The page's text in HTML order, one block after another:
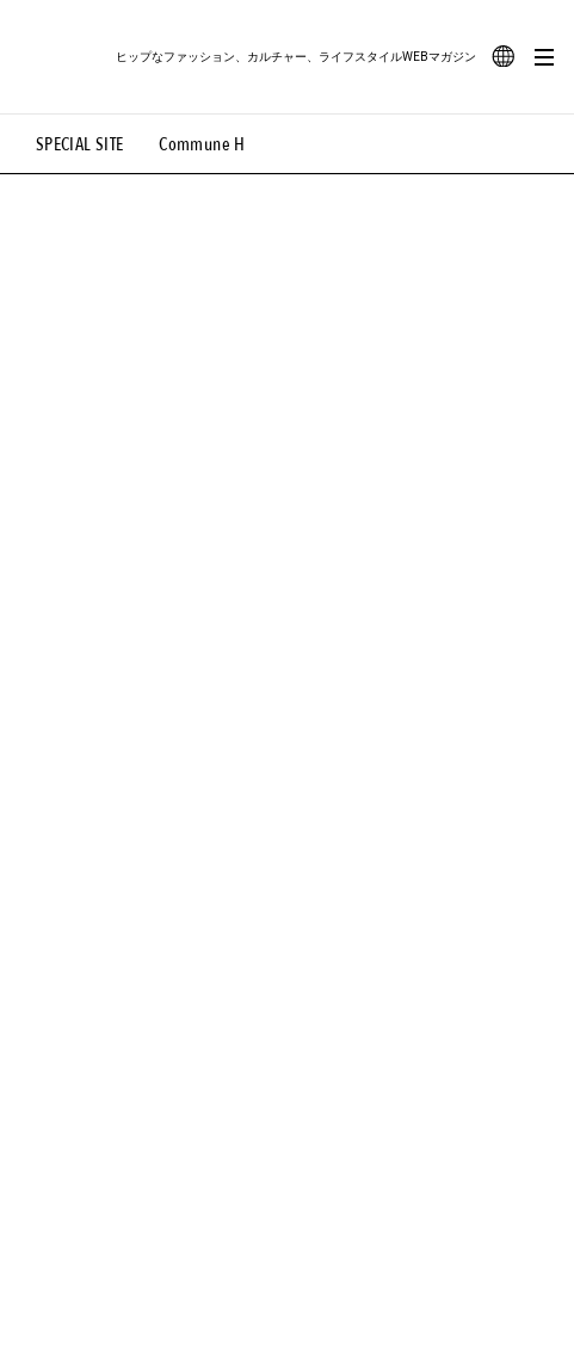
SPECIAL SITE Commune H
ヒップなファッション、カルチャー、ライフスタイルWEBマガジン
#路地裏てぃーん。 #MONTHLY JOURNAL
#MOVIE #LIFESTYLE #SNEAKER #OUTDOOR